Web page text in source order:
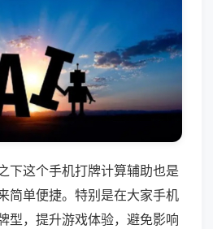
下这个手机打牌计算辅助也是
简单便捷。特别是在大家手机
型，提升游戏体验，避免影响